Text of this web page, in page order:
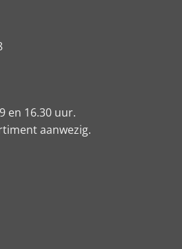
en 16.30 uur.
aanwezig.